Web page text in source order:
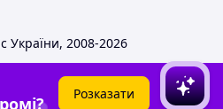
2008-2026
Розказати